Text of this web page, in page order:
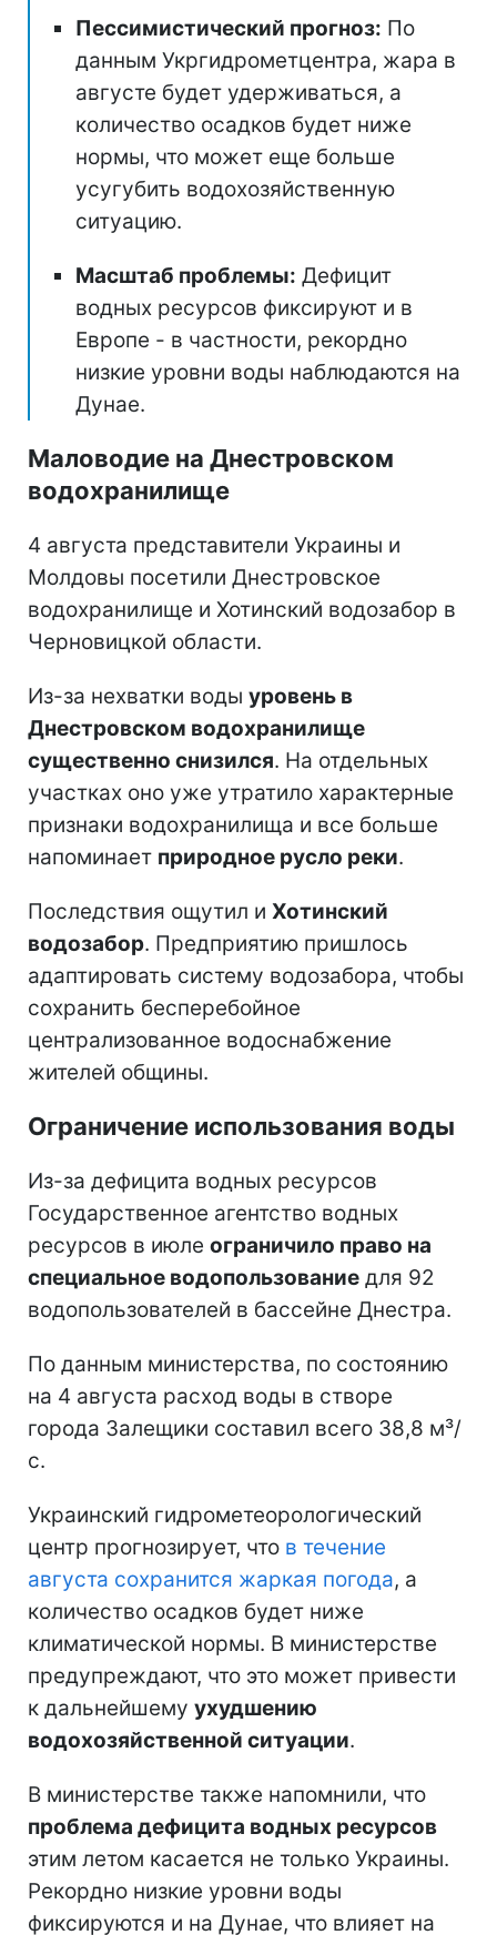
Пессимистический прогноз: По
данным Укргидрометцентра, жара в
августе будет удерживаться, а
количество осадков будет ниже
нормы, что может еще больше
усугубить водохозяйственную
ситуацию.
Масштаб проблемы: Дефицит
водных ресурсов фиксируют и в
Европе - в частности, рекордно
низкие уровни воды наблюдаются на
Дунае.
Маловодие на Днестровском
водохранилище
4 августа представители Украины и
Молдовы посетили Днестровское
водохранилище и Хотинский водозабор в
Черновицкой области.
Из-за нехватки воды уровень в
Днестровском водохранилище
существенно снизился. На отдельных
участках оно уже утратило характерные
признаки водохранилища и все больше
напоминает природное русло реки.
Последствия ощутил и Хотинский
водозабор. Предприятию пришлось
адаптировать систему водозабора, чтобы
сохранить бесперебойное
централизованное водоснабжение
жителей общины.
Ограничение использования воды
Из-за дефицита водных ресурсов
Государственное агентство водных
ресурсов в июле ограничило право на
специальное водопользование для 92
водопользователей в бассейне Днестра.
По данным министерства, по состоянию
на 4 августа расход воды в створе
города Залещики составил всего 38,8 м³/
с.
Украинский гидрометеорологический
центр прогнозирует, что в течение
августа сохранится жаркая погода, а
количество осадков будет ниже
климатической нормы. В министерстве
предупреждают, что это может привести
к дальнейшему ухудшению
водохозяйственной ситуации.
В министерстве также напомнили, что
проблема дефицита водных ресурсов
этим летом касается не только Украины.
Рекордно низкие уровни воды
фиксируются и на Дунае, что влияет на